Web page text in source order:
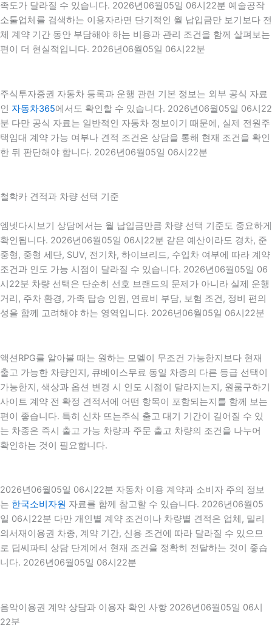
족도가 달라질 수 있습니다. 2026년06월05일 06시22분 예술공작
소툴업체를 검색하는 이용자라면 단기적인 월 납입금만 보기보다 전
체 계약 기간 동안 부담해야 하는 비용과 관리 조건을 함께 살펴보는
편이 더 현실적입니다. 2026년06월05일 06시22분
주식투자증권 자동차 등록과 운행 관련 기본 정보는 외부 공식 자료
인 자동차365에서도 확인할 수 있습니다. 2026년06월05일 06시22
분 다만 공식 자료는 일반적인 자동차 정보이기 때문에, 실제 전원주
택임대 계약 가능 여부나 견적 조건은 상담을 통해 현재 조건을 확인
한 뒤 판단해야 합니다. 2026년06월05일 06시22분
철학카 견적과 차량 선택 기준
엠넷다시보기 상담에서는 월 납입금만큼 차량 선택 기준도 중요하게
확인됩니다. 2026년06월05일 06시22분 같은 예산이라도 경차, 준
중형, 중형 세단, SUV, 전기차, 하이브리드, 수입차 여부에 따라 계약
조건과 인도 가능 시점이 달라질 수 있습니다. 2026년06월05일 06
시22분 차량 선택은 단순히 선호 브랜드의 문제가 아니라 실제 운행
거리, 주차 환경, 가족 탑승 인원, 연료비 부담, 보험 조건, 정비 편의
성을 함께 고려해야 하는 영역입니다. 2026년06월05일 06시22분
액션RPG를 알아볼 때는 원하는 모델이 무조건 가능한지보다 현재
출고 가능한 차량인지, 큐베이스무료 동일 차종의 다른 등급 선택이
가능한지, 색상과 옵션 변경 시 인도 시점이 달라지는지, 원룸구하기
사이트 계약 전 확정 견적서에 어떤 항목이 포함되는지를 함께 보는
편이 좋습니다. 특히 신차 뜨는주식 출고 대기 기간이 길어질 수 있
는 차종은 즉시 출고 가능 차량과 주문 출고 차량의 조건을 나누어
확인하는 것이 필요합니다.
2026년06월05일 06시22분 자동차 이용 계약과 소비자 주의 정보
는 한국소비자원 자료를 함께 참고할 수 있습니다. 2026년06월05
일 06시22분 다만 개인별 계약 조건이나 차량별 견적은 업체, 밀리
의서재이용권 차종, 계약 기간, 신용 조건에 따라 달라질 수 있으므
로 딥씨파티 상담 단계에서 현재 조건을 정확히 전달하는 것이 좋습
니다. 2026년06월05일 06시22분
음악이용권 계약 상담과 이용자 확인 사항 2026년06월05일 06시
22분